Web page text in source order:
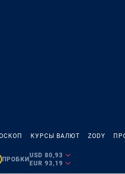
КУРСЫ ВАЛЮТ ZODY
ПРОБКИ
USD 80,93
EUR 93,19